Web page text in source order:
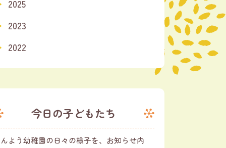
2025
2023
2022
今日の子どもたち
よう幼稚園の日々の様子を、お知らせ内